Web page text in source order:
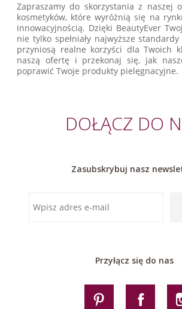
Zapraszamy do skorzystania z naszej
kosmetyków, które wyróżnią się na
innowacyjnością. Dzięki BeautyEver
nie tylko spełniały najwyższe
przyniosą realne korzyści dla Twoich
naszą ofertę i przekonaj się, jak
poprawić Twoje produkty pielęgnacyjne.
DOŁĄCZ DO
Zasubskrybuj nasz
Przyłącz się do nas